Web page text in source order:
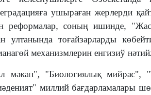
ушыраған жерлерди
реформалар, соның ишинде,
ултанында тоғайзарларды
механизмлерин енгизиў
мәкан", "Биологиялық мийрас",
миллий бағдарламалары